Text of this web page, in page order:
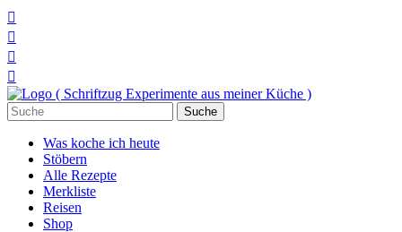




Suchen
nach:
Was koche ich heute
Stöbern
Alle Rezepte
Merkliste
Reisen
Shop